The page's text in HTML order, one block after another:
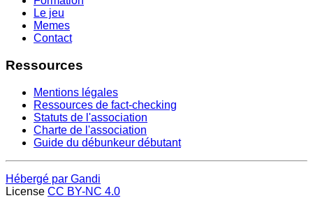
Le jeu
Memes
Contact
Ressources
Mentions légales
Ressources de fact-checking
Statuts de l'association
Charte de l'association
Guide du débunkeur débutant
Hébergé par Gandi
License CC BY-NC 4.0